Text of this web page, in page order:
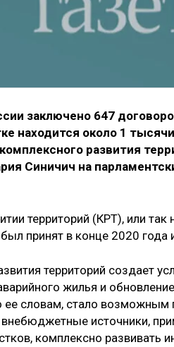
заключено 647
находится около 1
развития
Синичич на
территорий (КРТ), или
принят в конце 2020 года
территорий создает
жилья и
ее словам, стало возможным
внебюджетные источники,
комплексно развивать